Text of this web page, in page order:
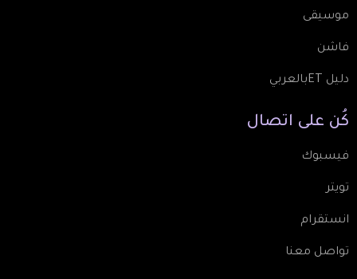
موسيقى
فاشن
دليل ETبالعربي
كُن على اتصال
فيسبوك
تويتر
انستقرام
تواصل معنا